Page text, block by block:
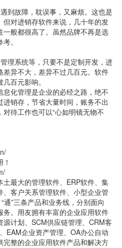
到故障，耽误事，又麻烦。这也是
对进销存软件来说，几十年的发
般都很高了。虽然品牌不再是选
。
理系统等，只要不是定制开发，进
异不大，差异不过几百元。软件
百元影响。
化管理是企业的必经之路，绝不
销存，节省大量时间，账务不出
待工作也可以“心如明镜无物不
最大的管理软件、ERP软件、集
客户关系管理软件、小型企业管
”三条产品和业务线，分别面向
。用友拥有丰富的企业应用软件
计划、SCM供应链管理、CRM客
EAM企业资产管理、OA办公自动
整的企业应用软件产品和解决方